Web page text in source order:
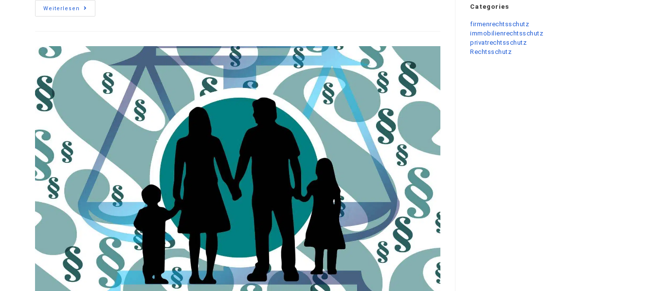
Weiterlesen Categories
firmenrechtsschutz
immobilienrechtsschutz
privatrechtsschutz
Rechtsschutz